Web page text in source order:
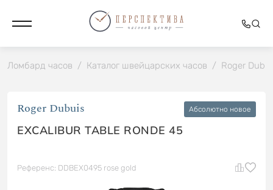
Ломбард часов / Каталог швейцарских часов / Roger
Roger Dubuis Абсолютно новое
EXCALIBUR TABLE RONDE 45
Референс: DDBEX0495 rose gold